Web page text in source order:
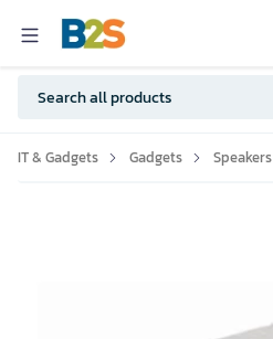
IT & Gadgets Gadgets Speakers